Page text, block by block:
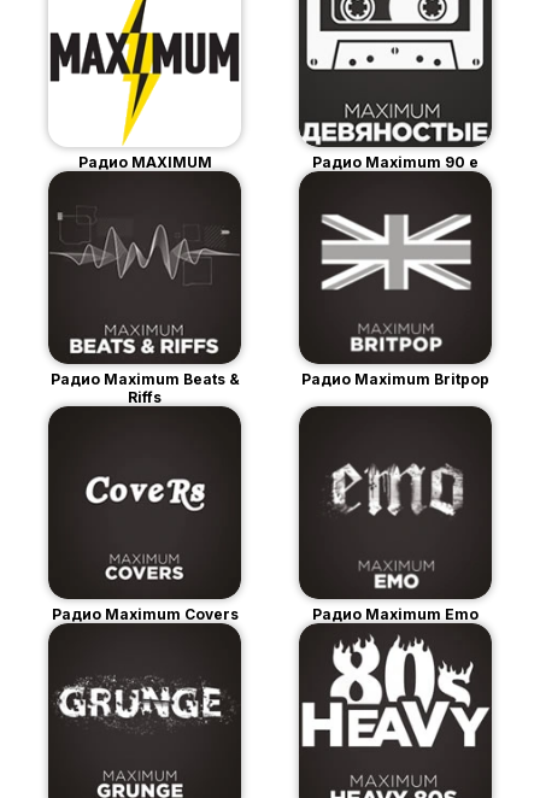
Радио MAXIMUM Радио Maximum 90 е
Радио Maximum Beats &
Riffs
Радио Maximum Britpop
Радио Maximum Covers Радио Maximum Emo